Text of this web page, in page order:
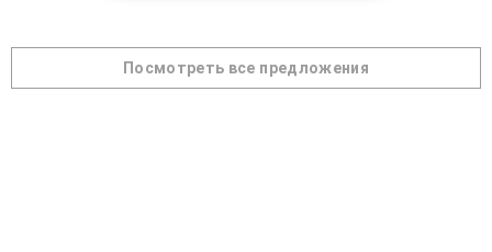
Посмотреть все предложения